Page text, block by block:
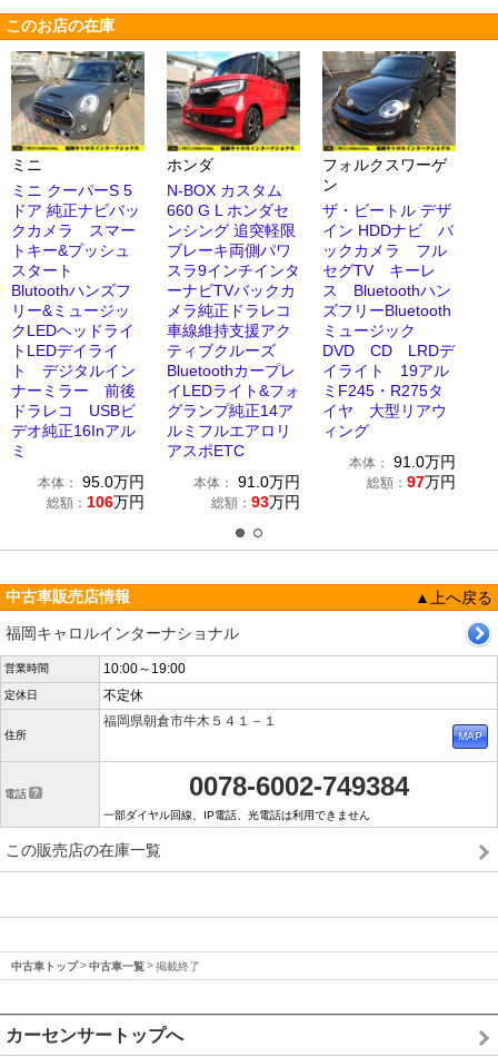
このお店の在庫
ミニ
ミニ クーパーS 5
ドア 純正ナビバッ
クカメラ スマー
トキー&プッシュ
スタート
Blutoothハンズフ
リー&ミュージッ
クLEDヘッドライ
トLEDデイライ
ト デジタルイン
ナーミラー 前後
ドラレコ USBビ
デオ純正16Inアル
ミ
本体： 95.0万円
総額： 106万円
ホンダ
N-BOX カスタム
660 G L ホンダセ
ンシング 追突軽限
ブレーキ両側パワ
スラ9インチインタ
ーナビTVバックカ
メラ純正ドラレコ
車線維持支援アク
ティブクルーズ
Bluetoothカープレ
イLEDライト&フォ
グランプ純正14ア
ルミフルエアロリ
アスポETC
本体： 91.0万円
総額： 93万円
フォルクスワーゲ
ン
ザ・ビートル デザ
イン HDDナビ バ
ックカメラ フル
セグTV キーレ
ス Bluetoothハン
ズフリーBluetooth
ミュージック
DVD CD LRDデ
イライト 19アル
ミF245・R275タ
イヤ 大型リアウ
ィング
本体： 91.0万円
総額： 97万円
中古車販売店情報
▲上へ戻る
福岡キャロルインターナショナル
営業時間 10:00～19:00
定休日 不定休
住所
福岡県朝倉市牛木５４１－１
電話 0078-6002-749384
一部ダイヤル回線、IP電話、光電話は利用できません
この販売店の在庫一覧
中古車トップ 中古車一覧 掲載終了
カーセンサートップへ